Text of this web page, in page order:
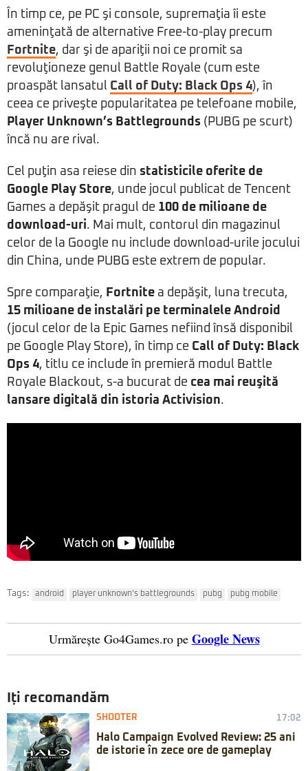
În timp ce, pe PC şi console, supremaţia îi este
ameninţată de alternative Free-to-play precum
Fortnite, dar şi de apariţii noi ce promit sa
revoluţioneze genul Battle Royale (cum este
proaspăt lansatul Call of Duty: Black Ops 4), în
ceea ce priveşte popularitatea pe telefoane mobile,
Player Unknown’s Battlegrounds (PUBG pe scurt)
încă nu are rival.
Cel puţin asa reiese din statisticile oferite de
Google Play Store, unde jocul publicat de Tencent
Games a depăşit pragul de 100 de milioane de
download-uri. Mai mult, contorul din magazinul
celor de la Google nu include download-urile jocului
din China, unde PUBG este extrem de popular.
Spre comparaţie, Fortnite a depăşit, luna trecuta,
15 milioane de instalări pe terminalele Android
(jocul celor de la Epic Games nefiind însă disponibil
pe Google Play Store), în timp ce Call of Duty: Black
Ops 4, titlu ce include în premieră modul Battle
Royale Blackout, s-a bucurat de cea mai reuşită
lansare digitală din istoria Activision.
Tags: android player unknown's battlegrounds pubg pubg mobile
Urmărește Go4Games.ro pe Google News
Iți recomandăm
SHOOTER 17:02
Halo Campaign Evolved Review: 25 ani
de istorie în zece ore de gameplay